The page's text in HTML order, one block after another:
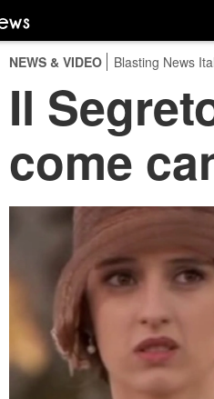
NEWS & VIDEO Blasting News
Il
come